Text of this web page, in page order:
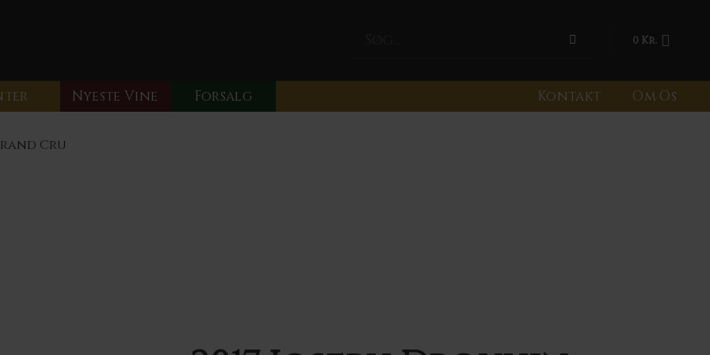
0 Kr.
Nyeste Vine Forsalg Kontakt Om Os